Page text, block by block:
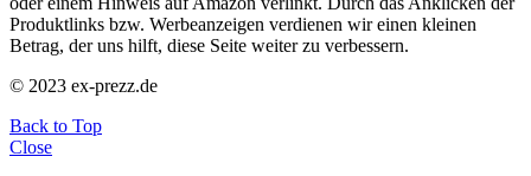
Produktlinks bzw. Werbeanzeigen verdienen wir einen kleinen
Betrag, der uns hilft, diese Seite weiter zu verbessern.
© 2023 ex-prezz.de
Back to Top
Close